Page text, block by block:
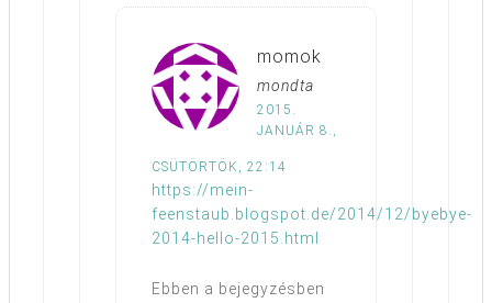
momok
mondta
2015.
JANUÁR 8.,
CSÜTÖRTÖK, 22:14
https://mein-
feenstaub.blogspot.de/2014/12/byebye-
2014-hello-2015.html
Ebben a bejegyzésben